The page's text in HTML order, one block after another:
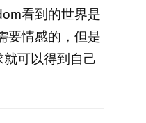
看到的世界是
要情感的，但是
可以得到自己